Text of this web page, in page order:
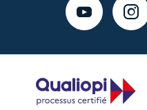
YOUTUBE